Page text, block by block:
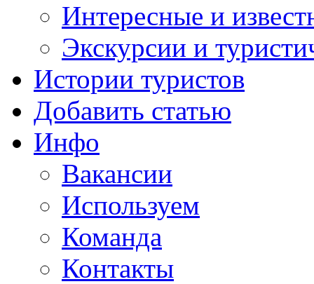
Интересные и
Экскурсии и
Истории туристов
Добавить статью
Инфо
Вакансии
Используем
Команда
Контакты